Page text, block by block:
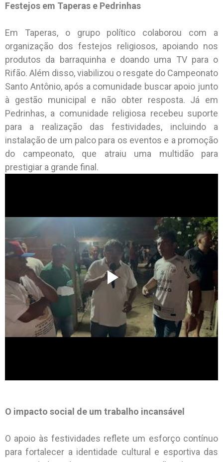
Festejos em Taperas e Pedrinhas
Em Taperas, o grupo político colaborou com a
organização dos festejos religiosos, apoiando nos
produtos da barraquinha e doando uma TV para o
Rifão. Além disso, viabilizou o resgate do Campeonato
Santo Antônio, após a comunidade buscar apoio junto
à gestão municipal e não obter resposta. Já em
Pedrinhas, a comunidade religiosa recebeu suporte
para a realização das festividades, incluindo a
instalação de um palco para os eventos e a promoção
do campeonato, que atraiu uma multidão para
prestigiar a grande final.
O impacto social de um trabalho incansável
O apoio às festividades reflete um esforço contínuo
para fortalecer a identidade cultural e esportiva das